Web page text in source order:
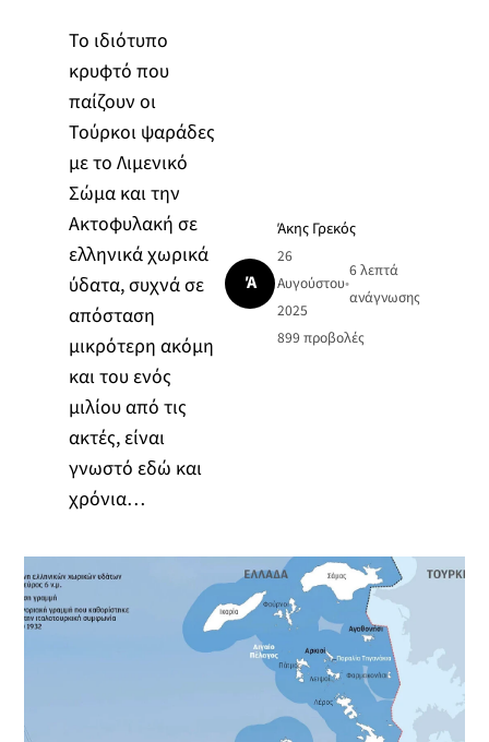
Το ιδιότυπο
κρυφτό που
παίζουν οι
Τούρκοι ψαράδες
με το Λιμενικό
Σώμα και την
Ακτοφυλακή σε
ελληνικά χωρικά
ύδατα, συχνά σε
απόσταση
μικρότερη ακόμη
και του ενός
μιλίου από τις
ακτές, είναι
γνωστό εδώ και
χρόνια…
Ά
Άκης Γρεκός
26
Αυγούστου
2025
•
6 λεπτά
ανάγνωσης
899 προβολές